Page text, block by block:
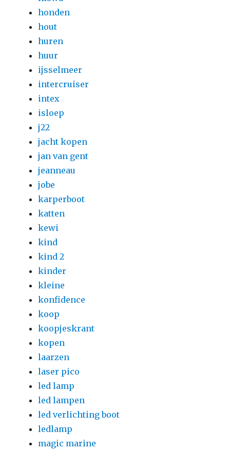
honden
hout
huren
huur
ijsselmeer
intercruiser
intex
isloep
j22
jacht kopen
jan van gent
jeanneau
jobe
karperboot
katten
kewi
kind
kind 2
kinder
kleine
konfidence
koop
koopjeskrant
kopen
laarzen
laser pico
led lamp
led lampen
led verlichting boot
ledlamp
magic marine